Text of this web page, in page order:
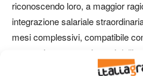
riconoscendo loro, a maggior
integrazione salariale
mesi complessivi, compatibile
prepensionamento ai sensi
della legge n. 416/1981 nonché